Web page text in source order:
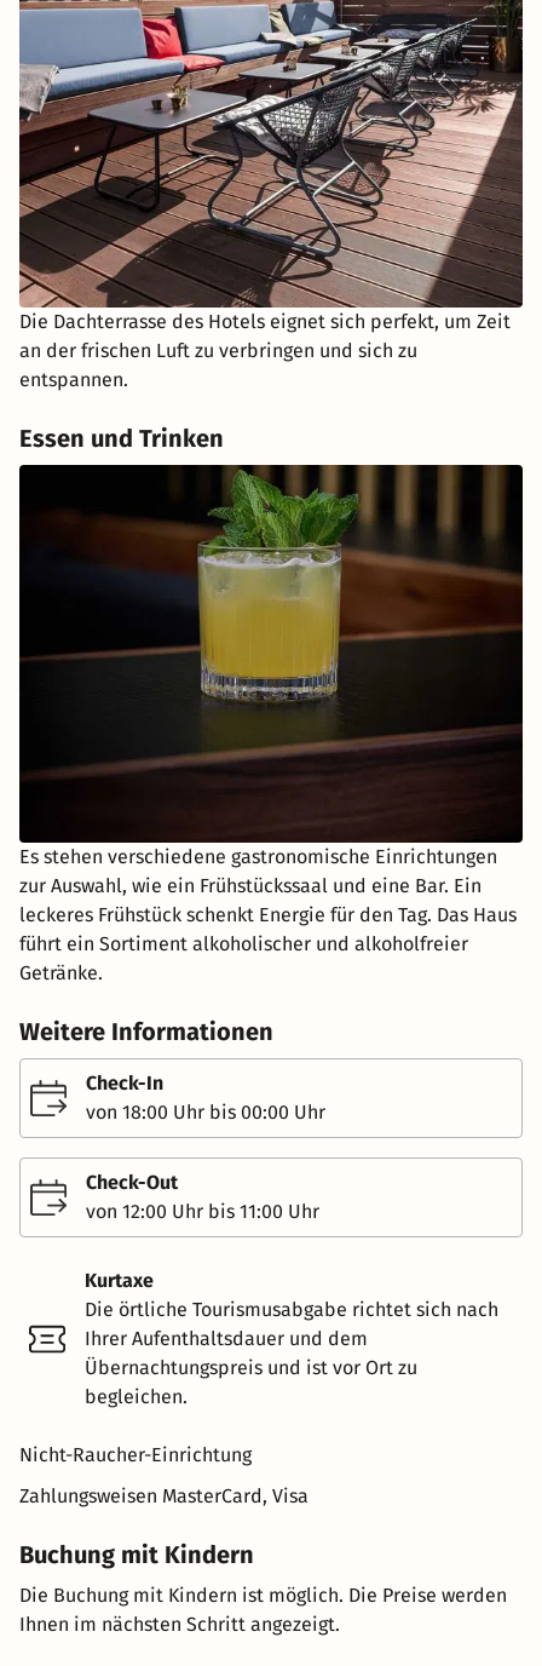
Die Dachterrasse des Hotels eignet sich perfekt, um Zeit
an der frischen Luft zu verbringen und sich zu
entspannen.
Essen und Trinken
Es stehen verschiedene gastronomische Einrichtungen
zur Auswahl, wie ein Frühstückssaal und eine Bar. Ein
leckeres Frühstück schenkt Energie für den Tag. Das Haus
führt ein Sortiment alkoholischer und alkoholfreier
Getränke.
Weitere Informationen
Check-In
von 18:00 Uhr bis 00:00 Uhr
Check-Out
von 12:00 Uhr bis 11:00 Uhr
Kurtaxe
Die örtliche Tourismusabgabe richtet sich nach
Ihrer Aufenthaltsdauer und dem
Übernachtungspreis und ist vor Ort zu
begleichen.
Nicht-Raucher-Einrichtung
Zahlungsweisen MasterCard, Visa
Buchung mit Kindern
Die Buchung mit Kindern ist möglich. Die Preise werden
Ihnen im nächsten Schritt angezeigt.